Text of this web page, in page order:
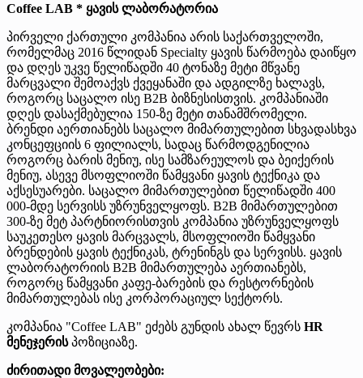
Coffee LAB * ყავის ლაბორატორია
პირველი ქართული კომპანია არის საქართველოში,
რომელმაც 2016 წლიდან Specialty ყავის წარმოება დაიწყო
და დღეს უკვე წელიწადში 40 ტონაზე მეტი მწვანე
მარცვალი შემოაქვს ქვეყანაში და ადგილზე ხალავს,
როგორც საცალო ისე B2B ბიზნესისთვის. კომპანიაში
დღეს დასაქმებულია 150-ზე მეტი თანამშრომელი.
ბრენდი აერთიანებს საცალო მიმართულებით სხვადასხვა
კონცეფციის 6 ფილიალს, სადაც წარმოდგენილია
როგორც ბარის მენიუ, ისე სამზარეულოს და ბეიქერის
მენიუ, ასევე მსოფლიოში წამყვანი ყავის ტექნიკა და
აქსესუარები. საცალო მიმართულებით წელიწადში 400
000-მდე სერვისს უზრუნველყოფს. B2B მიმართულებით
300-ზე მეტ პარტნიორისთვის კომპანია უზრუნველყოფს
საუკეთესო ყავის მარცვალს, მსოფლიოში წამყვანი
ბრენდების ყავის ტექნიკას, ტრენინგს და სერვისს. ყავის
ლაბორატორიის B2B მიმართულება აერთიანებს,
როგორც წამყვანი კაფე-ბარების და რესტორნების
მიმართულებას ისე კორპორაციულ სექტორს.
კომპანია "Coffee LAB" ეძებს გუნდის ახალ წევრს HR
მენეჯერისპოზიციაზე.
ძირითადი მოვალეობები: